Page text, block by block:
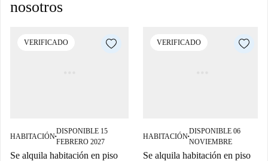
nosotros
VERIFICADO
HABITACIÓN■
DISPONIBLE 15
FEBRERO 2027
Se alquila habitación en piso
VERIFICADO
HABITACIÓN■
DISPONIBLE 06
NOVIEMBRE
Se alquila habitación en piso